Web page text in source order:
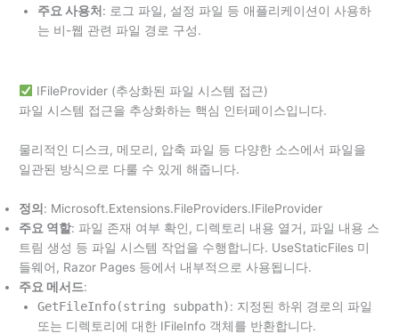
주요 사용처 : 로그 파일, 설정 파일 등 애플리케이션이 사용하
는 비-웹 관련 파일 경로 구성.
IFileProvider (추상화된 파일 시스템 접근)
파일 시스템 접근을 추상화하는 핵심 인터페이스입니다.
물리적인 디스크, 메모리, 압축 파일 등 다양한 소스에서 파일을
일관된 방식으로 다룰 수 있게 해줍니다.
정의 : Microsoft.Extensions.FileProviders.IFileProvider
주요 역할: 파일 존재 여부 확인, 디렉토리 내용 열거, 파일 내용 스
트림 생성 등 파일 시스템 작업을 수행합니다. UseStaticFiles 미
들웨어, Razor Pages 등에서 내부적으로 사용됩니다.
주요 메서드:
GetFileInfo(string subpath): 지정된 하위 경로의 파일
또는 디렉토리에 대한 IFileInfo 객체를 반환합니다.